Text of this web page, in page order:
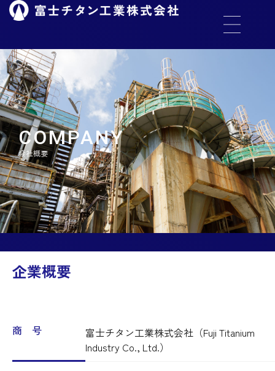
COMPANY
会社概要
企業概要
商 号
富士チタン工業株式会社（Fuji Titanium
Industry Co., Ltd.）